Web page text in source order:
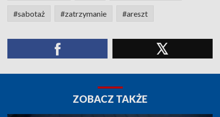
#sabotaż #zatrzymanie #areszt
ZOBACZ TAKŻE